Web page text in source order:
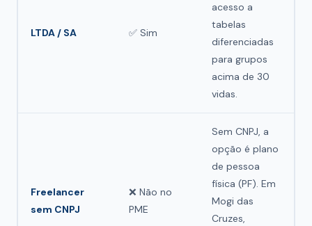
LTDA / SA ✅ Sim
acesso a
tabelas
diferenciadas
para grupos
acima de 30
vidas.
Freelancer
sem CNPJ
❌ Não no
PME
Sem CNPJ, a
opção é plano
de pessoa
física (PF). Em
Mogi das
Cruzes,